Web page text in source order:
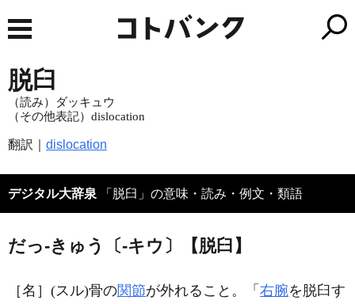
脱臼
（読み）ダッキュウ
（その他表記）dislocation
翻訳｜ dislocation
デジタル大辞泉 「脱臼」の意味・読み・例文・類語
だっ‐きゅう〔‐キウ〕【脱臼】
［名］ (スル)骨の関節が外れること。「 右腕を脱臼 す